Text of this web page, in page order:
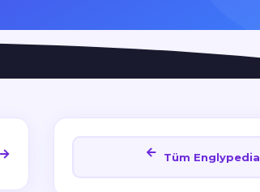
Tüm Englypedia